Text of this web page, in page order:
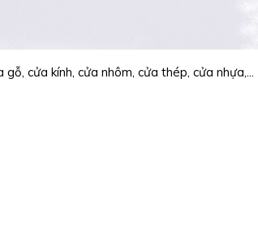
cửa kính, cửa nhôm, cửa thép, cửa nhựa,...